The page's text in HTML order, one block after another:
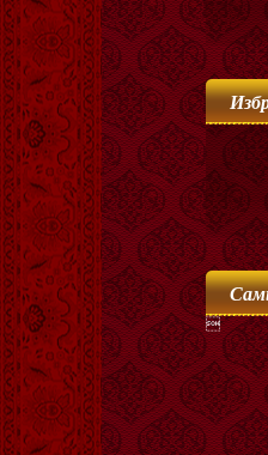
